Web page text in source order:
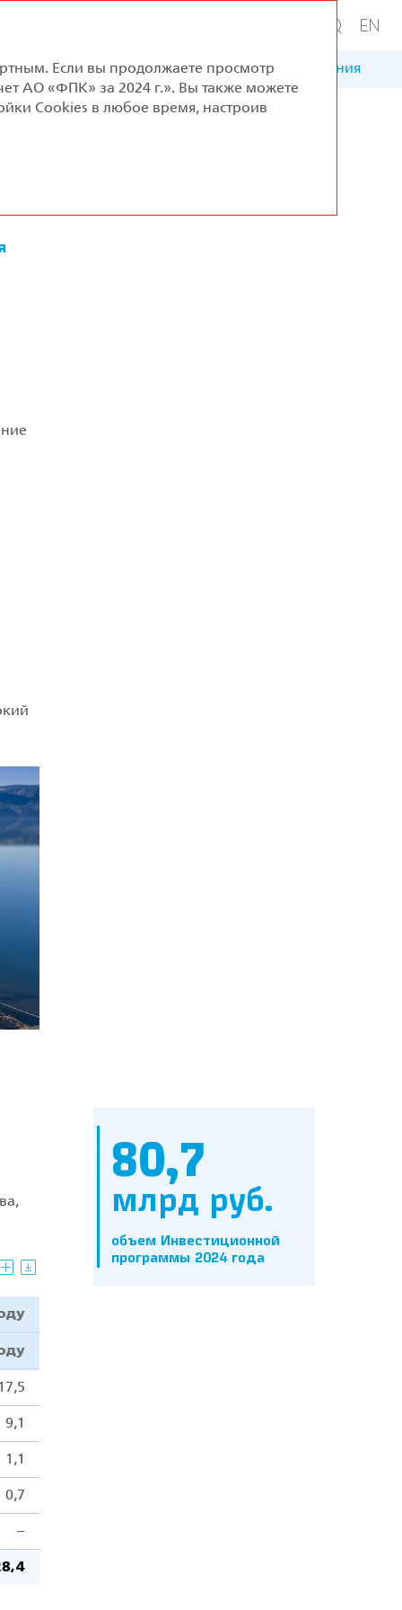
Устойчивое развитие Приложения
80,7
млрд руб.
объем Инвестиционной
программы 2024 года
9,1
1,1
0,7
–
Если вы продолжаете просмотр
АО «ФПК» за 2024 г.». Вы также можете
Cookies в любое время, настроив